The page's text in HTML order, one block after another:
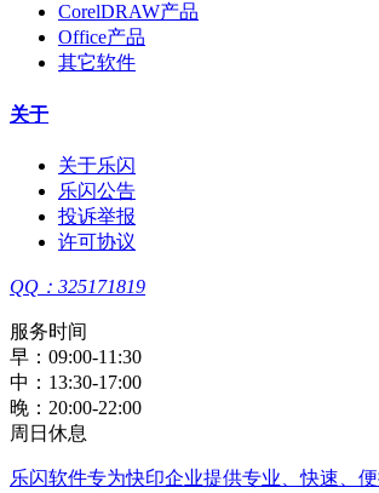
CorelDRAW产品
Office产品
其它软件
关于
关于乐闪
乐闪公告
投诉举报
许可协议
QQ：325171819
服务时间
早：09:00-11:30
中：13:30-17:00
晚：20:00-22:00
周日休息
乐闪软件专为快印企业提供专业、快速、